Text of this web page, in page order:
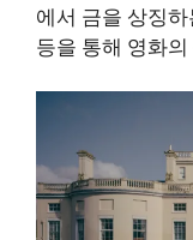
에서 금을 상징하
등을 통해 영화